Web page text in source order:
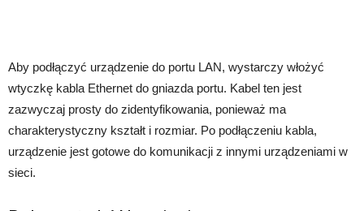
Aby podłączyć urządzenie do portu LAN, wystarczy włożyć
wtyczkę kabla Ethernet do gniazda portu. Kabel ten jest
zazwyczaj prosty do zidentyfikowania, ponieważ ma
charakterystyczny kształt i rozmiar. Po podłączeniu kabla,
urządzenie jest gotowe do komunikacji z innymi urządzeniami w
sieci.